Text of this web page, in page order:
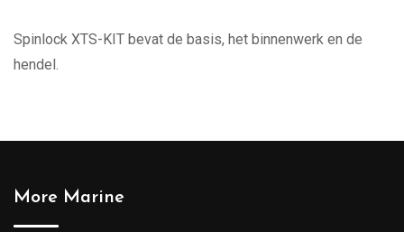
Spinlock XTS-KIT bevat de basis, het binnenwerk en de
hendel.
More Marine